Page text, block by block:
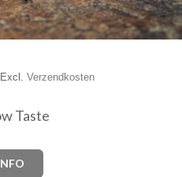
Verzendkosten
Taste